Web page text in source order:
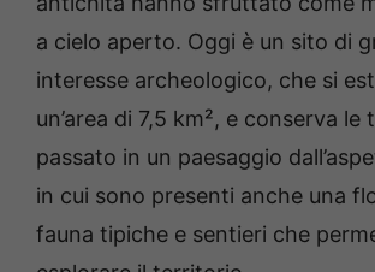
a cielo aperto. Oggi è un sito di
interesse archeologico, che si
un’area di 7,5 km², e conserva le
passato in un paesaggio
in cui sono presenti anche una
fauna tipiche e sentieri che